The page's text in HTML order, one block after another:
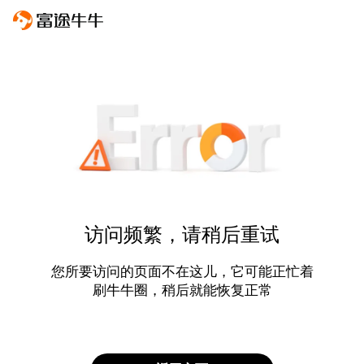
访问频繁，请稍后重试
您所要访问的页面不在这儿，它可能正忙着
刷牛牛圈，稍后就能恢复正常